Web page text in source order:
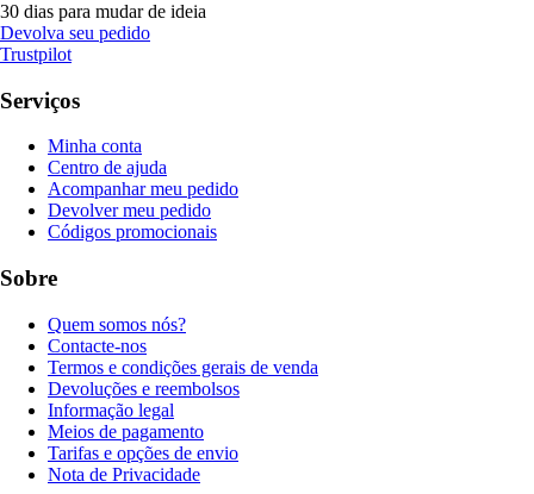
30 dias para mudar de ideia
Devolva seu pedido
Trustpilot
Serviços
Minha conta
Centro de ajuda
Acompanhar meu pedido
Devolver meu pedido
Códigos promocionais
Sobre
Quem somos nós?
Contacte-nos
Termos e condições gerais de venda
Devoluções e reembolsos
Informação legal
Meios de pagamento
Tarifas e opções de envio
Nota de Privacidade